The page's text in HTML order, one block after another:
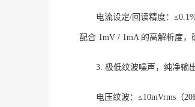
电流设定/回读精度：
配合 1mV / 1mA 的高解析度
3. 极低纹波噪声，纯净输
电压纹波： ≤10mVrms（